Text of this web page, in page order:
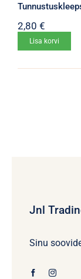
2,80 €
Lisa korvi
Jnl
Sinu